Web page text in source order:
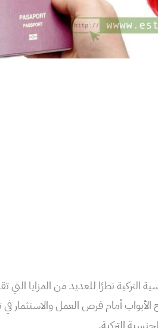
نظرًا للعديد من المزايا التي
أمام فرص العمل والاستثمار في